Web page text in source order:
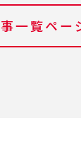
一覧ペー